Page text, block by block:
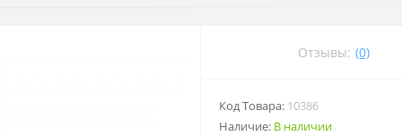
Отзывы: (0)
Код Товара: 10386
Наличие: В наличии